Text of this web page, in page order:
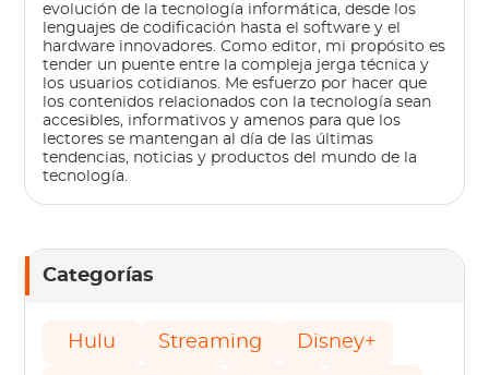
evolución de la tecnología informática, desde los
lenguajes de codificación hasta el software y el
hardware innovadores. Como editor, mi propósito es
tender un puente entre la compleja jerga técnica y
los usuarios cotidianos. Me esfuerzo por hacer que
los contenidos relacionados con la tecnología sean
accesibles, informativos y amenos para que los
lectores se mantengan al día de las últimas
tendencias, noticias y productos del mundo de la
tecnología.
Categorías
Hulu Streaming Disney+